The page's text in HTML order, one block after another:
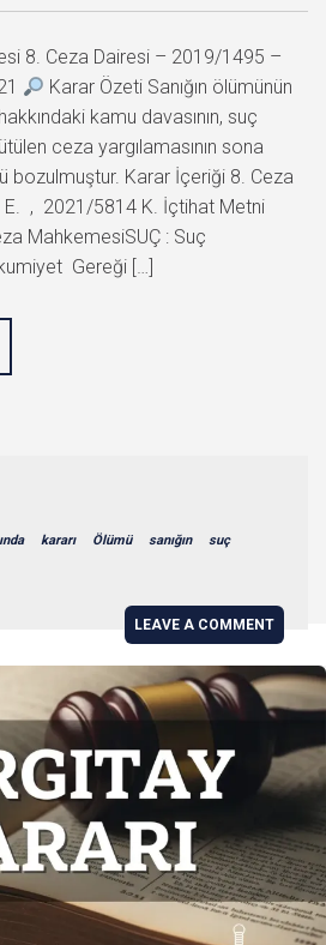
8. Ceza Dairesi – 2019/1495 –
Karar Özeti Sanığın ölümünün
kamu davasının, suç
ceza yargılamasının sona
bozulmuştur. Karar İçeriği 8. Ceza
, 2021/5814 K. İçtihat Metni
MahkemesiSUÇ : Suç
Gereği […]
kararı Ölümü sanığın suç
LEAVE A COMMENT